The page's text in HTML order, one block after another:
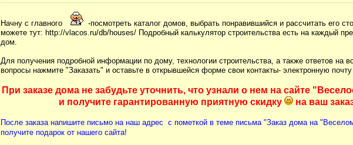
Начну с главного
-посмотреть каталог домов, выбрать понравившийся и рассчитать его
можете тут: http://vlacos.ru/db/houses/ Подробный калькулятор строительства есть на каждый
дом.
Для получения подробной информации по дому, технологии строительства, а также ответов на
вопросы нажмите "Заказать" и оставьте в открывшейся форме свои контакты- электронную
При заказе дома не забудьте уточнить, что узнали о нем на сайте
и получите гарантированную приятную скидку
на ваш
После заказа напишите письмо на наш адрес с пометкой в теме письма "Заказ дома на
получите подарок от нашего сайта!